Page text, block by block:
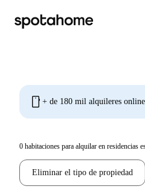
mobile + de 180 mil alquileres online
0 habitaciones para alquilar en residencias
Eliminar el tipo de propiedad